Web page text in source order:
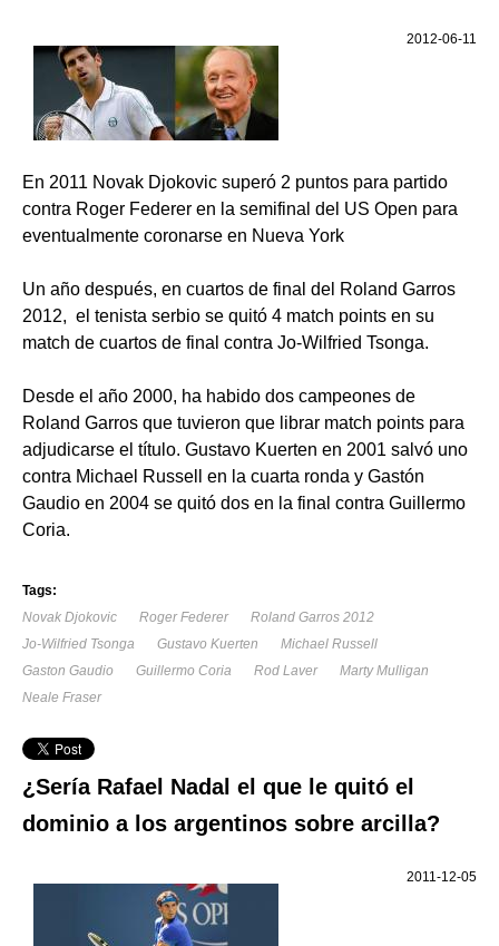
2012-06-11
En 2011 Novak Djokovic superó 2 puntos para partido
contra Roger Federer en la semifinal del US Open para
eventualmente coronarse en Nueva York
Un año después, en cuartos de final del Roland Garros
2012, el tenista serbio se quitó 4 match points en su
match de cuartos de final contra Jo-Wilfried Tsonga.
Desde el año 2000, ha habido dos campeones de
Roland Garros que tuvieron que librar match points para
adjudicarse el título. Gustavo Kuerten en 2001 salvó uno
contra Michael Russell en la cuarta ronda y Gastón
Gaudio en 2004 se quitó dos en la final contra Guillermo
Coria.
Tags:
Novak Djokovic
Roger Federer
Roland Garros 2012
Jo-Wilfried Tsonga
Gustavo Kuerten
Michael Russell
Gaston Gaudio
Guillermo Coria Rod Laver
Marty Mulligan
Neale Fraser
¿Sería Rafael Nadal el que le quitó el
dominio a los argentinos sobre arcilla?
2011-12-05